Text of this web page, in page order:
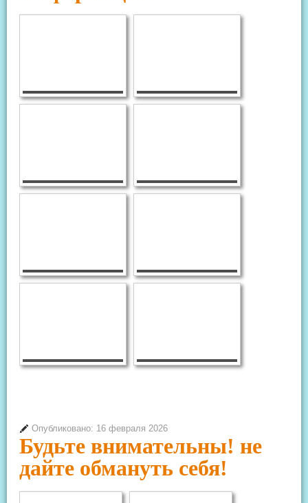
Опубликовано: 16 февраля 2026
Будьте внимательны! не
дайте обмануть себя!